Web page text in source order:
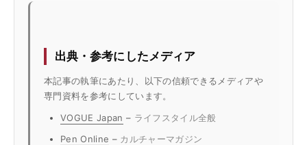
出典・参考にしたメディア
本記事の執筆にあたり、以下の信頼できるメディアや
専門資料を参考にしています。
VOGUE Japan – ライフスタイル全般
Pen Online – カルチャーマガジン